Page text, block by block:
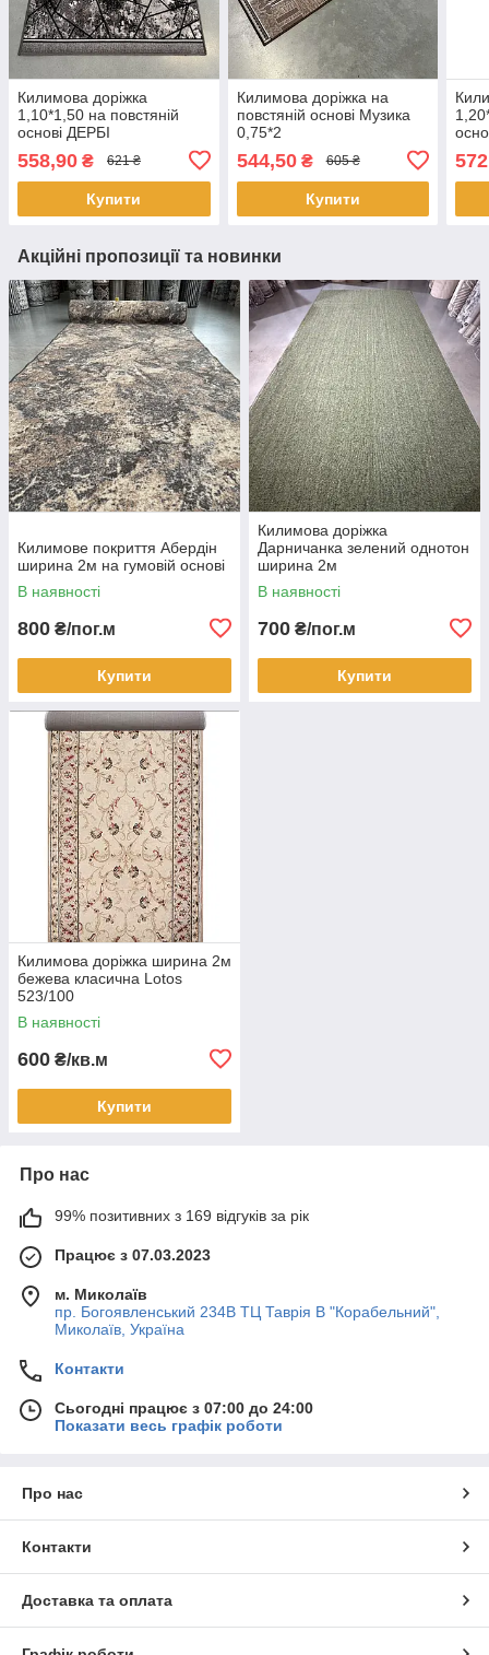
Килимова доріжка
1,10*1,50 на повстяній
основі ДЕРБІ
558,90 ₴ 621 ₴
Купити
Килимова доріжка на
повстяній основі Музика
0,75*2
544,50₴ 605 ₴
Купити
Акційні пропозиції та новинки
Килимове покриття Абердін
ширина 2м на гумовій основі
В наявності
800 ₴/пог.м
Купити
Килимова доріжка
Дарничанка зелений однотон
ширина 2м
В наявності
700 ₴/пог.м
Купити
Килимова доріжка ширина 2м
бежева класична Lotos
523/100
В наявності
600 ₴/кв.м
Купити
Про нас
99% позитивних з 169 відгуків за рік
Працює з 07.03.2023
м. Миколаїв
пр. Богоявленський 234В ТЦ Таврія В "Корабельний",
Миколаїв, Україна
Контакти
Сьогодні працює з 07:00 до 24:00
Показати весь графік роботи
Про нас
Контакти
Доставка та оплата